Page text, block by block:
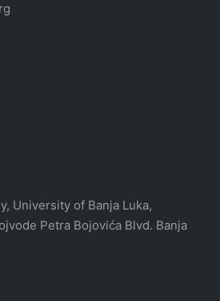
University of Banja Luka,
Petra Bojovića Blvd. Banja